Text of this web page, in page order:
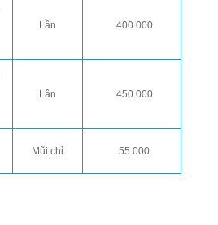
Lần 400.000
Lần 450.000
Mũi chỉ 55.000